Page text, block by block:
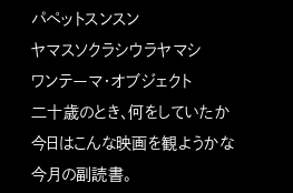
パペットスンスン
ヤマスソクラシウラヤマシ
ワンテーマ・オブジェクト
二十歳のとき、何をしていたか
今日はこんな映画を観ようかな
今月の副読書。